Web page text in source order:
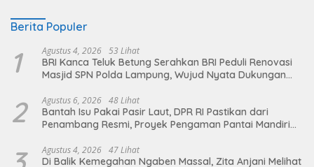
Berita Populer
1 Agustus 4, 2026 53 Lihat
BRI Kanca Teluk Betung Serahkan BRI Peduli Renovasi
Masjid SPN Polda Lampung, Wujud Nyata Dukungan
2 Agustus 6, 2026 48 Lihat
Bantah Isu Pakai Pasir Laut, DPR RI Pastikan dari
Penambang Resmi, Proyek Pengaman Pantai Mandiri
Agustus 4, 2026 47 Lihat
Di Balik Kemegahan Ngaben Massal, Zita Anjani Melihat